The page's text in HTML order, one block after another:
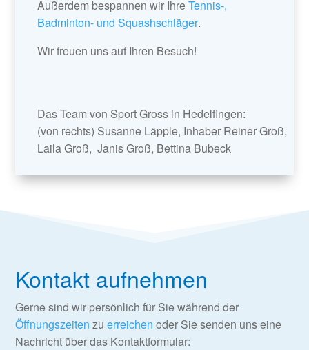
Außerdem bespannen wir IhreTennis-,
Badminton- und Squashschläger.
Wir freuen uns auf Ihren Besuch!
Das Team von Sport Gross in Hedelfingen:
(von rechts) Susanne Läpple, Inhaber Reiner Groß,
Laila Groß, Janis Groß, Bettina Bubeck
Kontakt aufnehmen
Gerne sind wir persönlich für Sie während der
Öffnungszeiten zuerreichen oder Sie senden uns eine
Nachricht über das Kontaktformular: